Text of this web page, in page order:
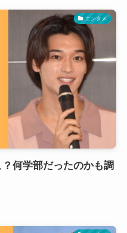
エンタメ
何学部だったのかも調